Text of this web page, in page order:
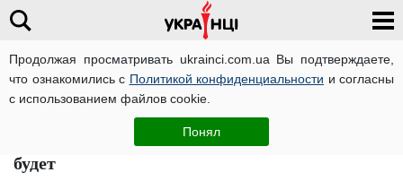
Продолжая просматривать ukrainci.com.ua Вы подтверждаете,
что ознакомились с Политикой конфиденциальности и согласны
с использованием файлов cookie.
Понял
Большие новости
Соцвыплаты массово отменят: власть
приняла историческое решение, что теперь
будет